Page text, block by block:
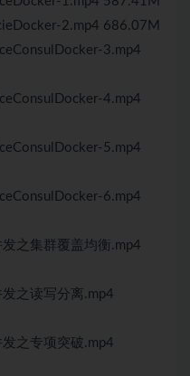
2.mp4 686.07M
3.mp4
4.mp4
5.mp4
6.mp4
之集群覆盖均衡.mp4
之读写分离.mp4
之专项突破.mp4